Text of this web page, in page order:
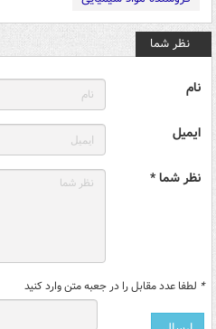
نظر شما
نام
ایمیل
نظر شما *
* لطفا عدد مقابل را در جعبه متن وارد کنید